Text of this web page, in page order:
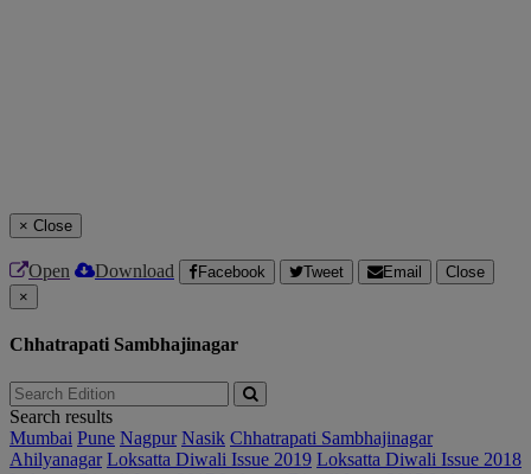
× Close
Open Download Facebook Tweet Email
Close
×
Chhatrapati Sambhajinagar
Search results
Mumbai Pune Nagpur Nasik Chhatrapati Sambhajinagar
Ahilyanagar Loksatta Diwali Issue 2019 Loksatta Diwali Issue 2018